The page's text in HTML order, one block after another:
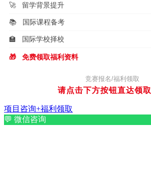
🚀 留学背景提升
📚 国际课程备考
🏫 国际学校择校
🎁 免费领取福利资料
竞赛报名/福利领取
请点击下方按钮直达领取
项目咨询+福利领取
💬 微信咨询